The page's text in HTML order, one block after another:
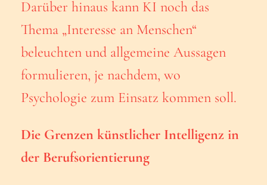
Darüber hinaus kann KI noch das
Thema „Interesse an Menschen“
beleuchten und allgemeine Aussagen
formulieren, je nachdem, wo
Psychologie zum Einsatz kommen soll.
Die Grenzen künstlicher Intelligenz in
der Berufsorientierung